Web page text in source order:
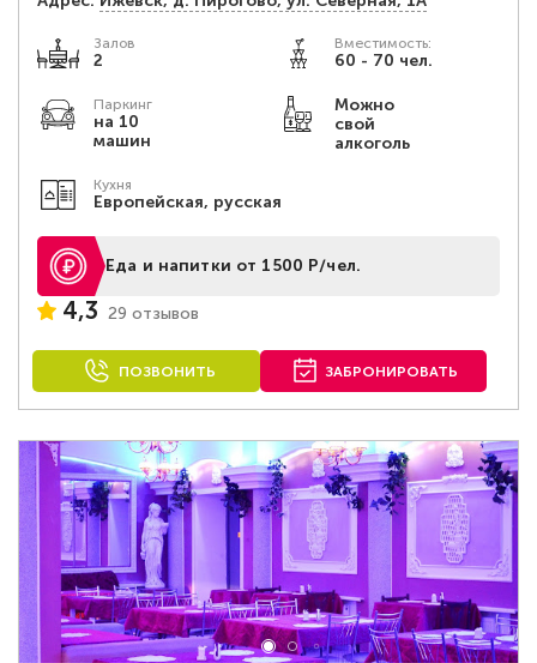
Залов
2
Вместимость:
60 - 70 чел.
Паркинг
на 10
машин
Можно
свой
алкоголь
Кухня
Европейская, русская
Еда и напитки от 1500 Р/чел.
4,3 29 отзывов
ПОЗВОНИТЬ ЗАБРОНИРОВАТЬ